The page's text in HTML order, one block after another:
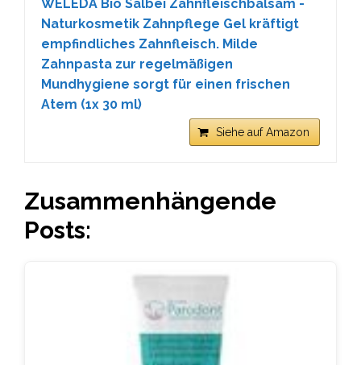
WELEDA Bio Salbei Zahnfleischbalsam -
Naturkosmetik Zahnpflege Gel kräftigt
empfindliches Zahnfleisch. Milde
Zahnpasta zur regelmäßigen
Mundhygiene sorgt für einen frischen
Atem (1x 30 ml)
Siehe auf Amazon
Zusammenhängende
Posts: